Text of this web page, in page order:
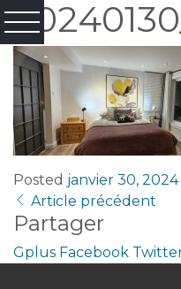
Posted janvier 30, 2024
Article précédent
Partager
Gplus Facebook